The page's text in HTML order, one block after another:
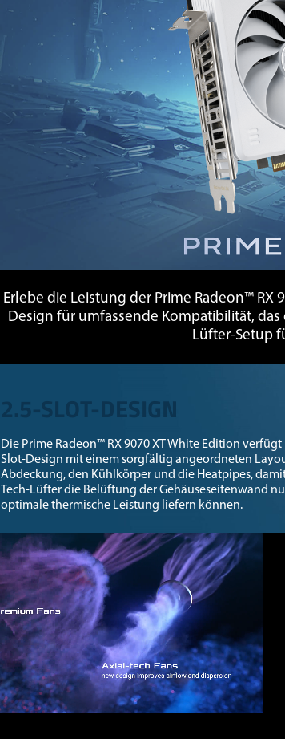
Erlebe die Leistung der Prime Radeon™ RX
Design für umfassende Kompatibilität,
Lüfter-Setup
2.5-SLOT-DESIGN
Die Prime Radeon™ RX 9070 XT White Edition verfügt
Slot-Design mit einem sorgfältig angeordneten
Abdeckung, den Kühlkörper und die Heatpipes,
Tech-Lüfter die Belüftung der Gehäuseseitenwand
optimale thermische Leistung liefern können.
0:02
Video Player
00:00| 00:01